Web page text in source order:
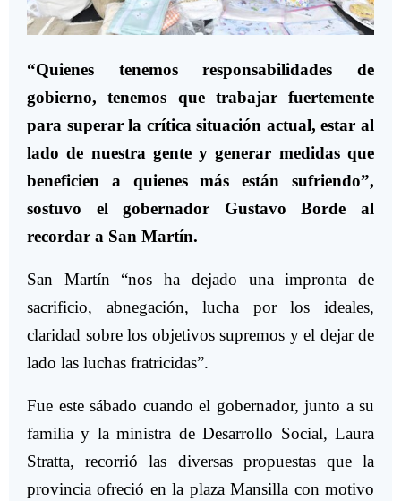
“Quienes tenemos responsabilidades de
gobierno, tenemos que trabajar fuertemente
para superar la crítica situación actual, estar al
lado de nuestra gente y generar medidas que
beneficien a quienes más están sufriendo”,
sostuvo el gobernador Gustavo Borde al
recordar a San Martín.
San Martín “nos ha dejado una impronta de
sacrificio, abnegación, lucha por los ideales,
claridad sobre los objetivos supremos y el dejar de
lado las luchas fratricidas”.
Fue este sábado cuando el gobernador, junto a su
familia y la ministra de Desarrollo Social, Laura
Stratta, recorrió las diversas propuestas que la
provincia ofreció en la plaza Mansilla con motivo